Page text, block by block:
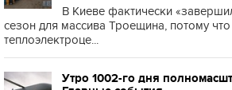
В Киеве фактически
сезон для массива Троещина, потому что
теплоэлектроце...
Утро 1002-го дня